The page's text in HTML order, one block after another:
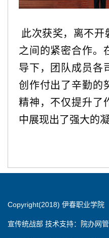
此次获奖，离不开
之间的紧密合作。
导下，团队成员各
创作付出了辛勤的
精神，不仅提升了
中展现出了强大的
Copyright(2018) 伊春职业学院
宣传统战部 技术支持：院办网